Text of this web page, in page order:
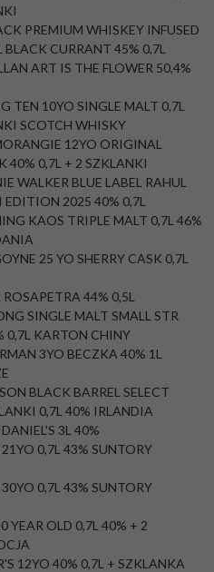
PREMIUM WHISKEY INFUSED
CURRANT 45% 0,7L
ART IS THE FLOWER 50,4%
TEN 10YO SINGLE MALT 0,7L
SCOTCH WHISKY
12YO ORIGINAL
40% 0,7L + 2 SZKLANKI
WALKER BLUE LABEL RAHUL
2025 40% 0,7L
KAOS TRIPLE MALT 0,7L 46%
25 YO SHERRY CASK 0,7L
44% 0,5L
SINGLE MALT SMALL STR
0,7L KARTON CHINY
3YO BECZKA 40% 1L
BLACK BARREL SELECT
0,7L 40% IRLANDIA
3L 40%
0,7L 43% SUNTORY
0,7L 43% SUNTORY
YEAR OLD 0,7L 40% + 2
12YO 40% 0,7L + SZKLANKA